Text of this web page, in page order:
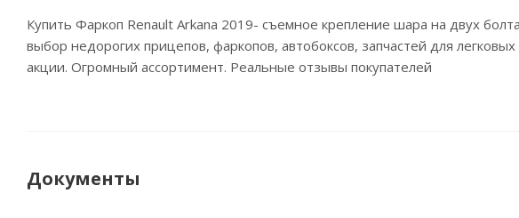
Купить Фаркоп Renault Arkana 2019- съемное крепление шара на двух
выбор недорогих прицепов, фаркопов, автобоксов, запчастей для
акции. Огромный ассортимент. Реальные отзывы покупателей
Документы